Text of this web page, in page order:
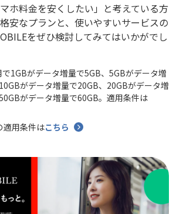
マホ料金を安くしたい」と考えている方
安なプランと、使いやすいサービスの
をぜひ検討してみてはいかがでし
1GBがデータ増量で5GB、5GBがデータ増
がデータ増量で20GB、20GBがデータ増
がデータ増量で60GB。適用条件は
適用条件はこちら